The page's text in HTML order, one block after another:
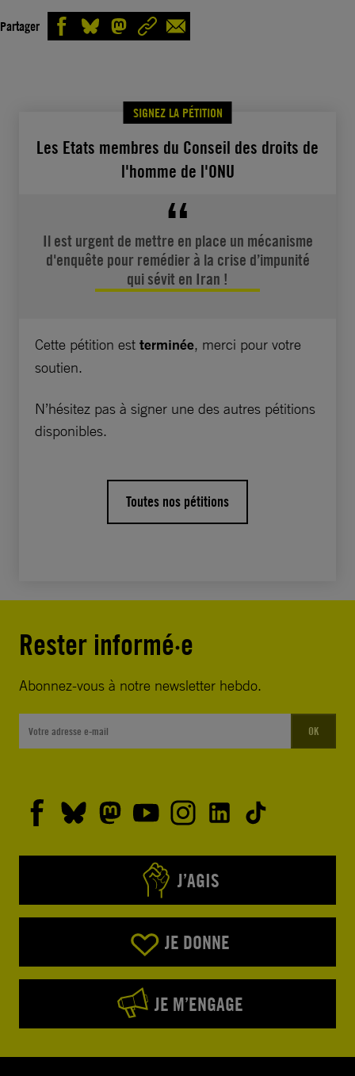
Partager
SIGNEZ LA PÉTITION
Les Etats membres du Conseil des droits de
l'homme de l'ONU
Il est urgent de mettre en place un mécanisme
d'enquête pour remédier à la crise d’impunité
qui sévit en Iran !
Cette pétition est terminée, merci pour votre
soutien.
N’hésitez pas à signer une des autres pétitions
disponibles.
Toutes nos pétitions
Rester informé·e
Abonnez-vous à notre newsletter hebdo.
OK
J’AGIS
JE DONNE
JE M’ENGAGE